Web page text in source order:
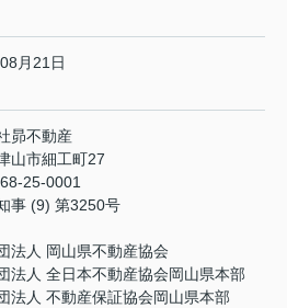
月21日
昴不動産
山市細工町27
25-0001
事 (9) 第3250号
法人 岡山県不動産協会
法人 全日本不動産協会岡山県本部
法人 不動産保証協会岡山県本部